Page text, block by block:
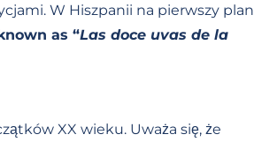
W Hiszpanii na pierwszy plan
as “Las doce uvas de la
XX wieku. Uważa się, że